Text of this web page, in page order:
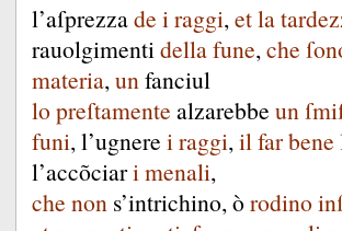
l’aſprezzade i raggi, etla
rauolgimenti dellafune, che
materia, un fanciul
lopreſtamente alzarebbe un
funi, l’ugnere i raggi, il farbene
l’accõciari menali,
che non s’intrichino, òrodino